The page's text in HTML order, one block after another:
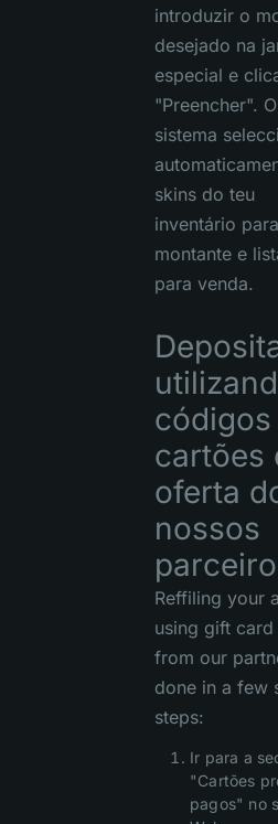
introduzir o
desejado na
especial e
"Preencher". O
sistema
skins do teu
inventário
montante e
para venda.
códigos
cartões
oferta
nossos
Reffiling your
using gift
from our
done in a few
steps:
Ir para a
"Cartões
pagos" no